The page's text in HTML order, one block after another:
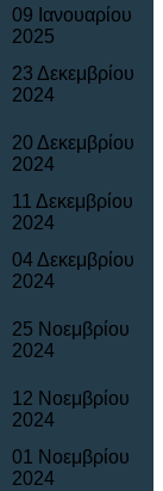
09 Ιανουαρίου
2025
23 Δεκεμβρίου
2024
20 Δεκεμβρίου
2024
11 Δεκεμβρίου
2024
04 Δεκεμβρίου
2024
25 Νοεμβρίου
2024
12 Νοεμβρίου
2024
01 Νοεμβρίου
2024